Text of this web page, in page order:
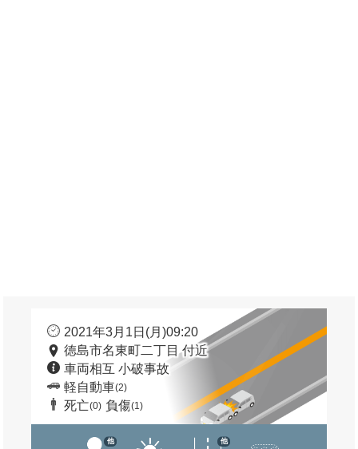
2021年3月1日(月)09:20
徳島市名東町二丁目 付近
車両相互 小破事故
軽自動車(2)
死亡(0) 負傷(1)
他 他